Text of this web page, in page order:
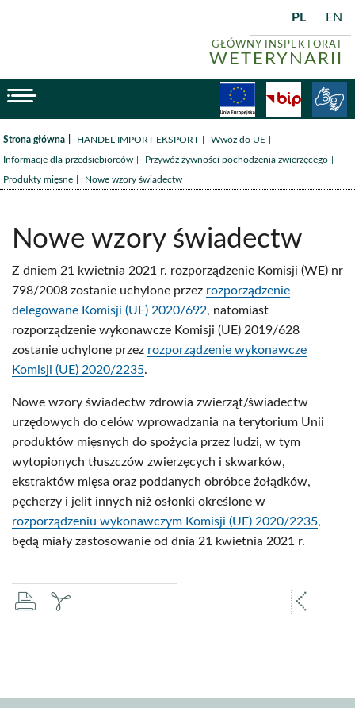
GŁÓWNY INSPEKTORAT
WETERYNARII
PL EN
BiP
Strona główna /HANDEL IMPORT EKSPORT /Wwóz do UE
Informacje dla przedsiębiorców /Przywóz żywności pochodzenia zwierzęcego
Produkty mięsne /Nowe wzory świadectw
Nowe wzory świadectw
Z dniem 21 kwietnia 2021 r. rozporządzenie Komisji (WE) nr
798/2008 zostanie uchylone przez rozporządzenie
delegowane Komisji (UE) 2020/692, natomiast
rozporządzenie wykonawcze Komisji (UE) 2019/628
zostanie uchylone przez rozporządzenie wykonawcze
Komisji (UE) 2020/2235.
Nowe wzory świadectw zdrowia zwierząt/świadectw
urzędowych do celów wprowadzania na terytorium Unii
produktów mięsnych do spożycia przez ludzi, w tym
wytopionych tłuszczów zwierzęcych i skwarków,
ekstraktów mięsa oraz poddanych obróbce żołądków,
pęcherzy i jelit innych niż osłonki określone w
rozporządzeniu wykonawczym Komisji (UE) 2020/2235,
będą miały zastosowanie od dnia 21 kwietnia 2021 r.
drukujzapisz